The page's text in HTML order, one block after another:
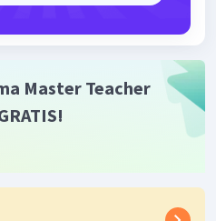
Master Teacher